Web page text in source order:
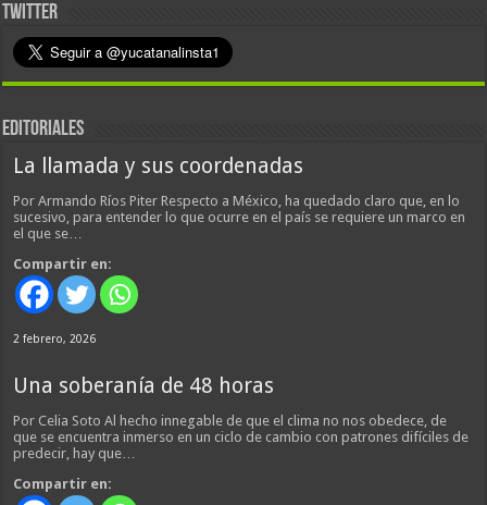
TWITTER
EDITORIALES
La llamada y sus coordenadas
Por Armando Ríos Piter Respecto a México, ha quedado claro que, en lo
sucesivo, para entender lo que ocurre en el país se requiere un marco en
el que se…
Compartir en:
2 febrero, 2026
Una soberanía de 48 horas
Por Celia Soto Al hecho innegable de que el clima no nos obedece, de
que se encuentra inmerso en un ciclo de cambio con patrones difíciles de
predecir, hay que…
Compartir en: